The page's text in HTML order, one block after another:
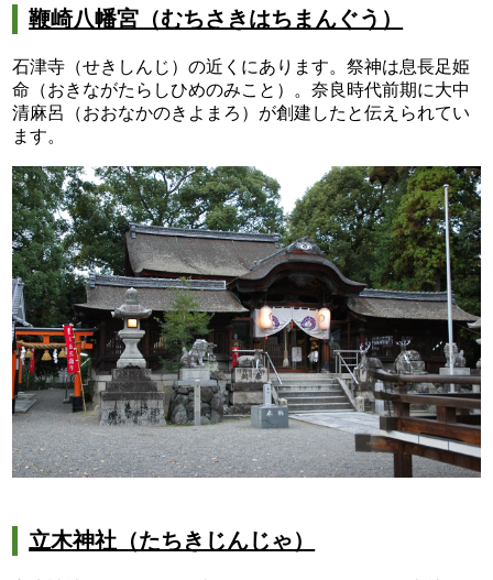
鞭崎八幡宮（むちさきはちまんぐう）
石津寺（せきしんじ）の近くにあります。祭神は息長足姫
命（おきながたらしひめのみこと）。奈良時代前期に大中
清麻呂（おおなかのきよまろ）が創建したと伝えられてい
ます。
立木神社（たちきじんじゃ）